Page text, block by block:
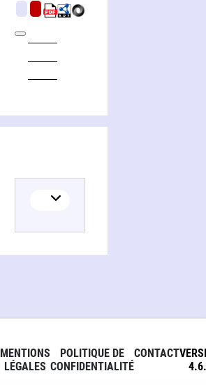
MENTIONS
LÉGALES
POLITIQUE DE
CONFIDENTIALITÉ
CONTACT